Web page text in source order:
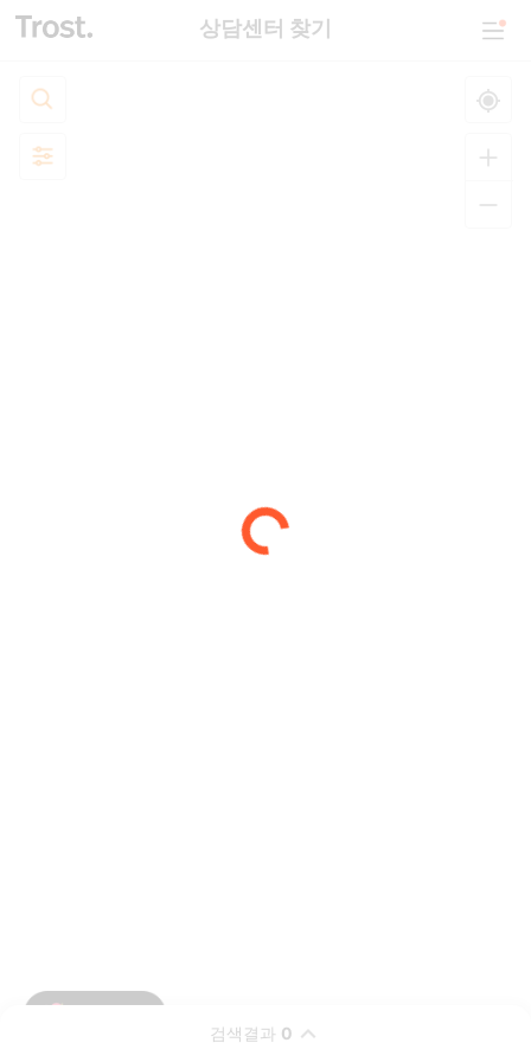
상담센터 찾기
검색결과 0